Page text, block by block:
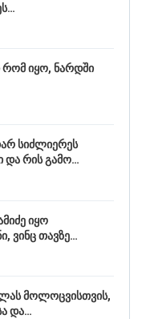
რომ იყო, ნარდში
სიძლიერეს
და რის გამო…
იყო
ვინც თავზე…
მოლოცვისთვის,
და…